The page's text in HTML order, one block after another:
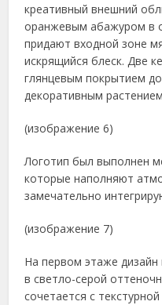
креативный внешний
оранжевым абажуром в
придают входной зоне
искрящийся блеск. Две
глянцевым покрытием
декоративным
(изображение 6)
Логотип был выполнен
которые наполняют
замечательно
(изображение 7)
На первом этаже
в светло-серой
сочетается с